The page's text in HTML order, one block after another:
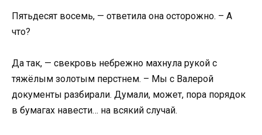
Пятьдесят восемь, — ответила она осторожно. – А
что?
Да так, — свекровь небрежно махнула рукой с
тяжёлым золотым перстнем. – Мы с Валерой
документы разбирали. Думали, может, пора порядок
в бумагах навести… на всякий случай.